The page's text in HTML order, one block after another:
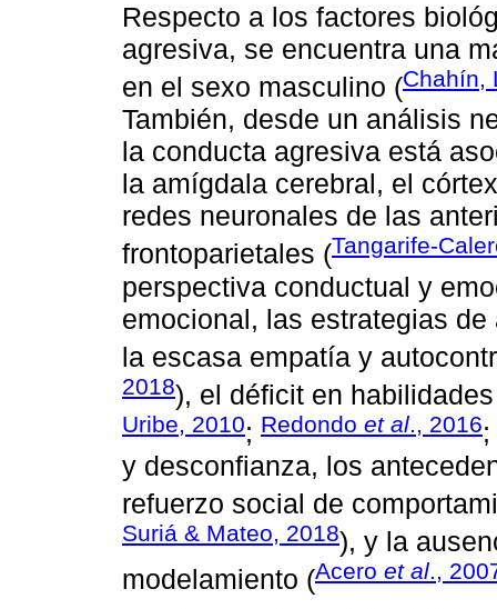
Respecto a los factores
agresiva, se encuentra una
en el sexo masculino (Chahín,
También, desde un análisis
la conducta agresiva está
la amígdala cerebral, el
redes neuronales de las
frontoparietales (Tangarife-
perspectiva conductual y
emocional, las estrategias
la escasa empatía y
2018), el déficit en
Uribe, 2010; Redondo et al., 2016;
y desconfianza, los
refuerzo social de
Suriá & Mateo, 2018), y la
modelamiento (Acero et al.,